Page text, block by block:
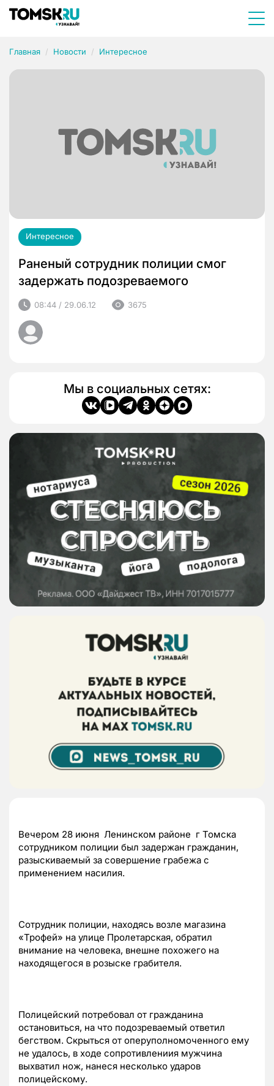
Главная Новости Интересное
Интересное
Раненый сотрудник полиции смог
задержать подозреваемого
08:44 / 29.06.12 3675
Мы в социальных сетях:
Вечером 28 июня Ленинском районе г Томска
сотрудником полиции был задержан гражданин,
разыскиваемый за совершение грабежа с
применением насилия.
Сотрудник полиции, находясь возле магазина
«Трофей» на улице Пролетарская, обратил
внимание на человека, внешне похожего на
находящегося в розыске грабителя.
Полицейский потребовал от гражданина
остановиться, на что подозреваемый ответил
бегством. Скрыться от оперуполномоченного ему
не удалось, в ходе сопротивлениия мужчина
выхватил нож, нанеся несколько ударов
полицейскому.